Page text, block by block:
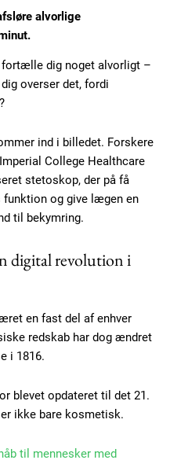
alvorlige
fortælle dig noget alvorligt –
overser det, fordi
ind i billedet. Forskere
College Healthcare
stetoskop, der på få
funktion og give lægen en
til bekymring.
digital revolution i
en fast del af enhver
redskab har dog ændret
i 1816.
blevet opdateret til det 21.
ikke bare kosmetisk.
til mennesker med